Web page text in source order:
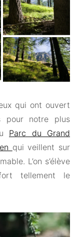
qui ont ouvert
pour notre plus
Parc du Grand
qui veillent sur
L’on s’élève
tellement le